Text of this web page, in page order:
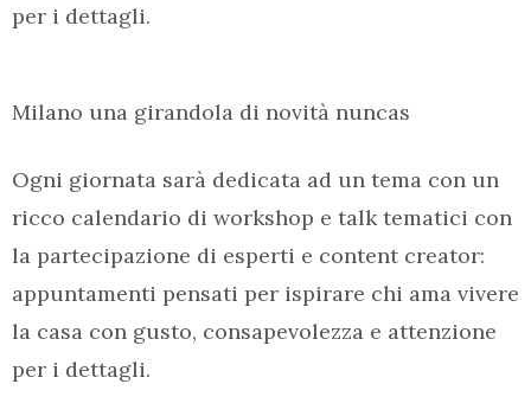
per i dettagli.
Milano una girandola di novità nuncas
Ogni giornata sarà dedicata ad un tema con un
ricco calendario di workshop e talk tematici con
la partecipazione di esperti e content creator:
appuntamenti pensati per ispirare chi ama vivere
la casa con gusto, consapevolezza e attenzione
per i dettagli.